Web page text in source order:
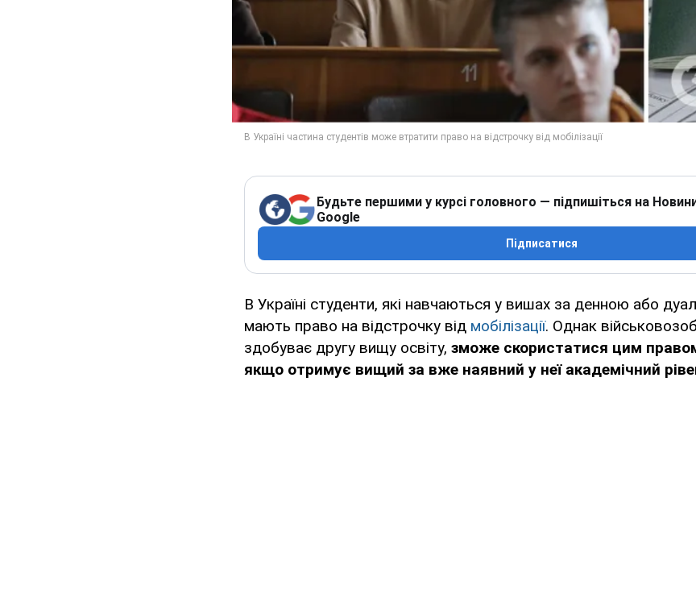
Будьте першими у курсі головного — підпишіться на
Google
Підписатися
В Україні студенти, які навчаються у вишах за денною або
мають право на відстрочку від мобілізації. Однак
здобуває другу вищу освіту, зможе скористатися цим правом
якщо отримує вищий за вже наявний у неї академічний